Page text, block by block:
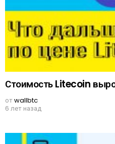
Стоимость Litecoin
отwallbtc
6 лет назад